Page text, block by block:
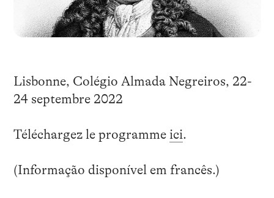
Lisbonne, Colégio Almada Negreiros, 22-
24 septembre 2022
Téléchargez le programme ici.
(Informação disponível em francês.)